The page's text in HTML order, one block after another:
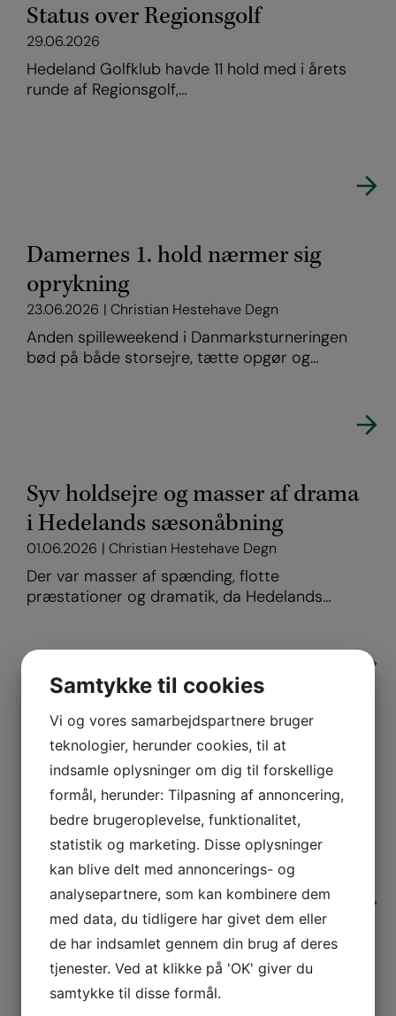
Status over Regionsgolf
29.06.2026
Hedeland Golfklub havde 11 hold med i årets
runde af Regionsgolf,…
Damernes 1. hold nærmer sig
oprykning
23.06.2026 Christian Hestehave Degn
Anden spilleweekend i Danmarksturneringen
bød på både storsejre, tætte opgør og…
Syv holdsejre og masser af drama
i Hedelands sæsonåbning
01.06.2026 Christian Hestehave Degn
Der var masser af spænding, flotte
præstationer og dramatik, da Hedelands…
Saml jeres tees med snore op
Der er mange, der har en tee med en snor
bundet…
Juniorer vinder Makkercup
06.05.2026 Junior udvalget
Samtykke til cookies
Vi og vores samarbejdspartnere bruger
teknologier, herunder cookies, til at
indsamle oplysninger om dig til forskellige
formål, herunder: Tilpasning af annoncering,
bedre brugeroplevelse, funktionalitet,
statistik og marketing. Disse oplysninger
kan blive delt med annoncerings- og
analysepartnere, som kan kombinere dem
med data, du tidligere har givet dem eller
de har indsamlet gennem din brug af deres
tjenester. Ved at klikke på 'OK' giver du
samtykke til disse formål.